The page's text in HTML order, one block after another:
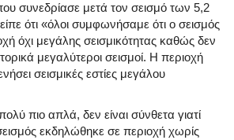
συνεδρίασε μετά τον σεισμό των 5,2
ότι «όλοι συμφωνήσαμε ότι ο σεισμός
όχι μεγάλης σεισμικότητας καθώς δεν
μεγαλύτεροι σεισμοί. Η περιοχή
σεισμικές εστίες μεγάλου
πιο απλά, δεν είναι σύνθετα γιατί
εκδηλώθηκε σε περιοχή χωρίς